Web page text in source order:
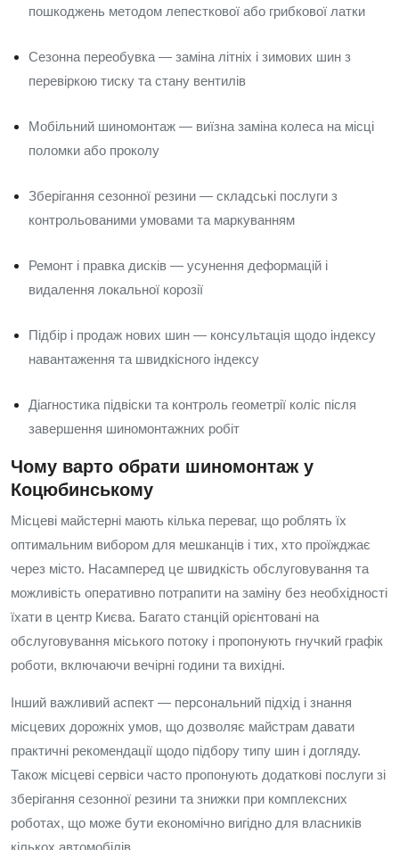
пошкоджень методом лепесткової або грибкової латки
Сезонна переобувка — заміна літніх і зимових шин з
перевіркою тиску та стану вентилів
Мобільний шиномонтаж — виїзна заміна колеса на місці
поломки або проколу
Зберігання сезонної резини — складські послуги з
контрольованими умовами та маркуванням
Ремонт і правка дисків — усунення деформацій і
видалення локальної корозії
Підбір і продаж нових шин — консультація щодо індексу
навантаження та швидкісного індексу
Діагностика підвіски та контроль геометрії коліс після
завершення шиномонтажних робіт
Чому варто обрати шиномонтаж у
Коцюбинському
Місцеві майстерні мають кілька переваг, що роблять їх
оптимальним вибором для мешканців і тих, хто проїжджає
через місто. Насамперед це швидкість обслуговування та
можливість оперативно потрапити на заміну без необхідності
їхати в центр Києва. Багато станцій орієнтовані на
обслуговування міського потоку і пропонують гнучкий графік
роботи, включаючи вечірні години та вихідні.
Інший важливий аспект — персональний підхід і знання
місцевих дорожніх умов, що дозволяє майстрам давати
практичні рекомендації щодо підбору типу шин і догляду.
Також місцеві сервіси часто пропонують додаткові послуги зі
зберігання сезонної резини та знижки при комплексних
роботах, що може бути економічно вигідно для власників
кількох автомобілів.